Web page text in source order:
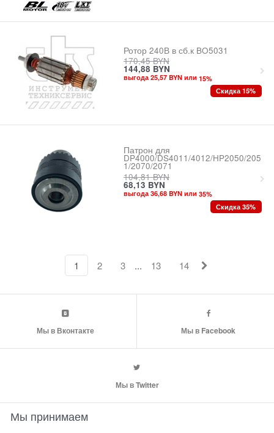
Ротор 240В в сб.к BO5031
170,45 BYN
144,88 BYN
выгода 25,57 BYN или 15%
Скидка 15%
Патрон для
DP4000/DS4011/4012/HP2050/205
1/2070/2071
104,81 BYN
68,13 BYN
выгода 36,68 BYN или 35%
Скидка 35%
1 2 3 ... 13 14
Мы в Вконтакте Мы в Facebook
Мы в Twitter
Мы принимаем